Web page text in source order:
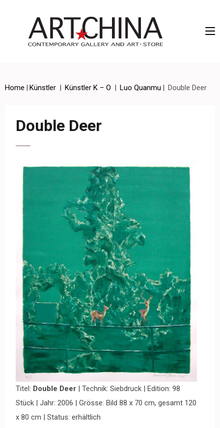
Home | Künstler | Künstler K – O | Luo Quanmu | Double Deer
Double Deer
Titel: Double Deer | Technik: Siebdruck | Edition: 98
Stück | Jahr: 2006 | Grösse: Bild 88 x 70 cm, gesamt 120
x 80 cm | Status: erhältlich